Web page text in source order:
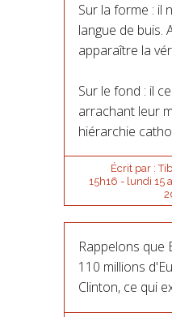
Sur la forme : il
langue de buis.
apparaître la
Sur le fond : il
arrachant leur
hiérarchie
Écrit par :
15h16 - lundi 15
Rappelons que
110 millions
Clinton, ce qui